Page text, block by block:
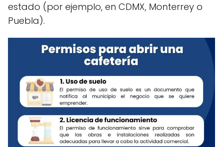
estado (por ejemplo, en CDMX, Monterrey o
Puebla).